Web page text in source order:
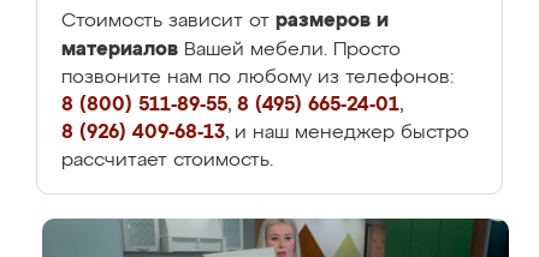
Стоимость зависит от размеров и
материалов Вашей мебели. Просто
позвоните нам по любому из телефонов:
8 (800) 511-89-55, 8 (495) 665-24-01,
8 (926) 409-68-13, и наш менеджер быстро
рассчитает стоимость.